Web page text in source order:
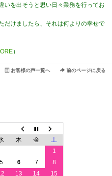
いを出そうと思い日々業務を行ってお
だけましたら、それは何よりの幸せで
）
お客様の声一覧へ 前のページに戻る
木 金
土
1
5 6 7
8
13 14
15